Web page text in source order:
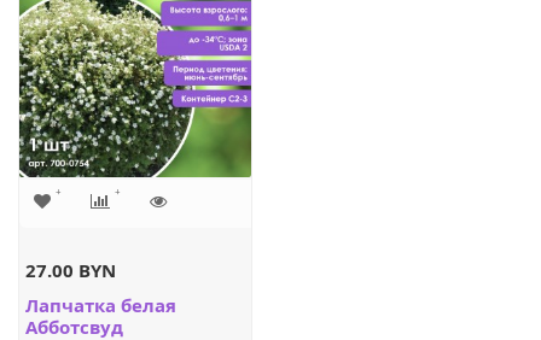
27.00 BYN
Лапчатка белая
Абботсвуд